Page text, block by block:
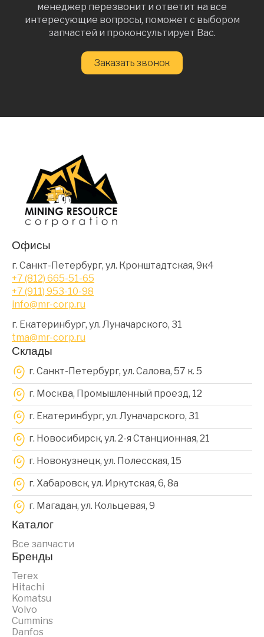
менеджер перезвонит и ответит на все
интересующие вопросы, поможет с выбором
запчастей и проконсультирует Вас.
Заказать звонок
Офисы
г. Санкт-Петербург, ул. Кронштадтская, 9к4
+7 (812) 665-51-65
+7 (911) 953-10-98
info@mr-corp.ru
г. Екатеринбург, ул. Луначарского, 31
tma@mr-corp.ru
Склады
г. Санкт-Петербург, ул. Салова, 57 к. 5
г. Москва, Промышленный проезд, 12
г. Екатеринбург, ул. Луначарского, 31
г. Новосибирск, ул. 2-я Станционная, 21
г. Новокузнецк, ул. Полесская, 15
г. Хабаровск, ул. Иркутская, 6, 8a
г. Магадан, ул. Кольцевая, 9
Каталог
Все запчасти
Бренды
Terex
Hitachi
Komatsu
Volvo
Cummins
Danfos